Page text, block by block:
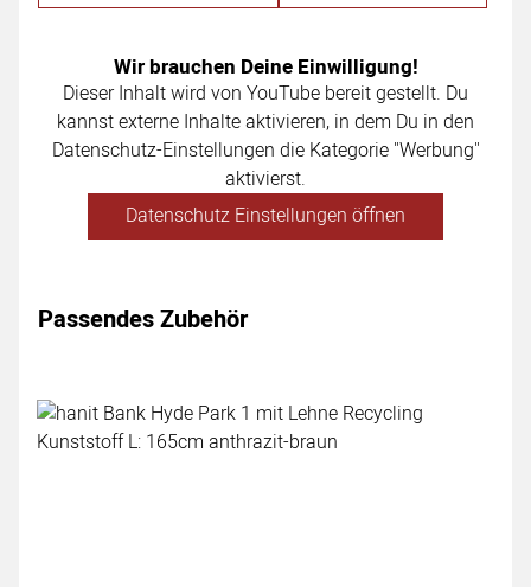
Wir brauchen Deine Einwilligung!
Dieser Inhalt wird von YouTube bereit gestellt. Du
kannst externe Inhalte aktivieren, in dem Du in den
Datenschutz-Einstellungen die Kategorie "Werbung"
aktivierst.
Datenschutz Einstellungen öffnen
Passendes Zubehör
Zubehör überspringen